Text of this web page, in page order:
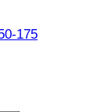
175